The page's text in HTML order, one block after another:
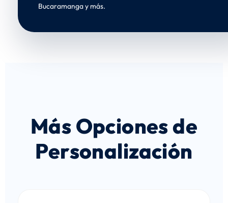
Bucaramanga y más.
Más Opciones de
Personalización